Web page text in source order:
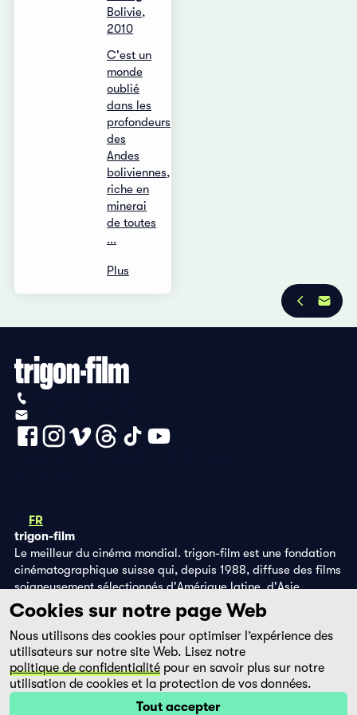
Bolivie,
2010
C'est un
monde
oublié
dans les
profondeurs
des
Andes
boliviennes,
riche en
minerai
de toutes
...
Plus
FR
trigon-film
Le meilleur du cinéma mondial. trigon-film est une fondation
cinématographique suisse qui, depuis 1988, diffuse des films
soigneusement sélectionnés d'Amérique latine, d'Asie,
d'Afrique et d'Europe de l'Est, dans les salles de cinéma,
grâce à ses propres éditions DVD et sur la plateforme de
streaming filmingo.
Cookies sur notre page Web
Nous utilisons des cookies pour optimiser l’expérience des
utilisateurs sur notre site Web. Lisez notre
politique de confidentialité pour en savoir plus sur notre
utilisation de cookies et la protection de vos données.
Tout accepter